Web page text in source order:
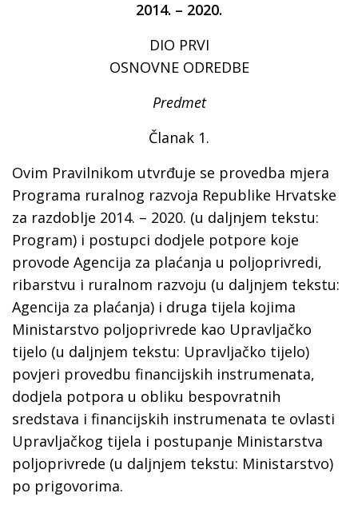
2014. – 2020.
DIO PRVI
OSNOVNE ODREDBE
Predmet
Članak 1.
Ovim Pravilnikom utvrđuje se provedba mjera
Programa ruralnog razvoja Republike Hrvatske
za razdoblje 2014. – 2020. (u daljnjem tekstu:
Program) i postupci dodjele potpore koje
provode Agencija za plaćanja u poljoprivredi,
ribarstvu i ruralnom razvoju (u daljnjem tekstu:
Agencija za plaćanja) i druga tijela kojima
Ministarstvo poljoprivrede kao Upravljačko
tijelo (u daljnjem tekstu: Upravljačko tijelo)
povjeri provedbu financijskih instrumenata,
dodjela potpora u obliku bespovratnih
sredstava i financijskih instrumenata te ovlasti
Upravljačkog tijela i postupanje Ministarstva
poljoprivrede (u daljnjem tekstu: Ministarstvo)
po prigovorima.